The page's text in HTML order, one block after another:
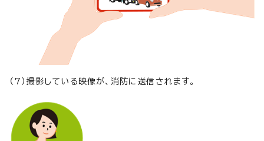
（7）撮影している映像が、消防に送信されます。